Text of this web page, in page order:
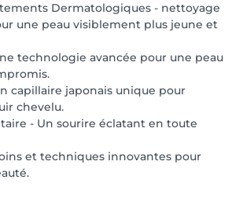
Dermatologiques - nettoyage
une peau visiblement plus jeune et
technologie avancée pour une peau
capillaire japonais unique pour
chevelu.
- Un sourire éclatant en toute
et techniques innovantes pour